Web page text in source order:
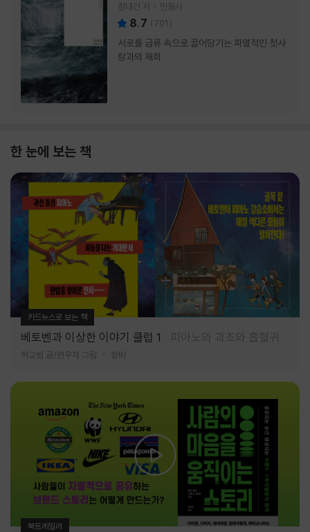
정대건 저 민음사
8.7 (701 )
서로를 급류 속으로 끌어당기는 파멸적인 첫사
랑과의 재회
한 눈에 보는 책
카드뉴스로 보는 책
베토벤과 이상한 이야기 클럽 1 피아노와 괴조와 흡혈귀
허교범 글/변우재 그림 창비
북트레일러